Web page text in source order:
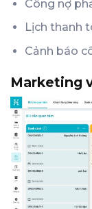
Công nợ
Lịch thanh
Cảnh báo
Marketing